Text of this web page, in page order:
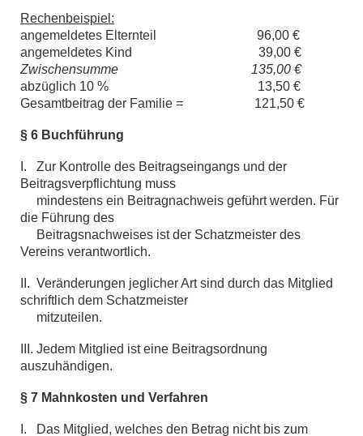
Rechenbeispiel:
angemeldetes Elternteil 96,00 €
angemeldetes Kind 39,00 €
Zwischensumme 135,00 €
abzüglich 10 % 13,50 €
Gesamtbeitrag der Familie = 121,50 €
§ 6 Buchführung
I. Zur Kontrolle des Beitragseingangs und der
Beitragsverpflichtung muss
mindestens ein Beitragnachweis geführt werden. Für
die Führung des
Beitragsnachweises ist der Schatzmeister des
Vereins verantwortlich.
II. Veränderungen jeglicher Art sind durch das Mitglied
schriftlich dem Schatzmeister
mitzuteilen.
III. Jedem Mitglied ist eine Beitragsordnung
auszuhändigen.
§ 7 Mahnkosten und Verfahren
I. Das Mitglied, welches den Betrag nicht bis zum